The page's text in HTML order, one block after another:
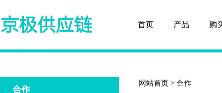
首页 产品 购
合作
网站首页 > 合作